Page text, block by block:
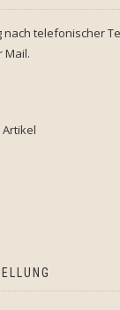
nach telefonischer
Mail.